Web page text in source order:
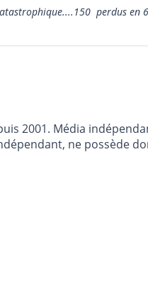
 perdus
2001. Média
ne possède